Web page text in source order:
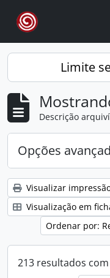
Skip to main content
Limite
Descrição
Opções
Visualizar
Visualização em
Ordenar por:
213 resultados